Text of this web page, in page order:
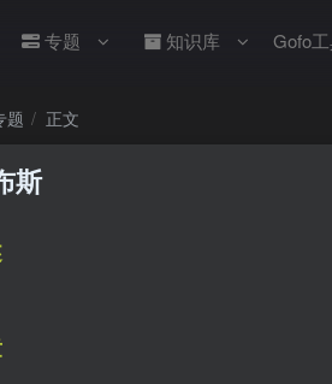
专题 知识库 Gofo
题 正文
斯